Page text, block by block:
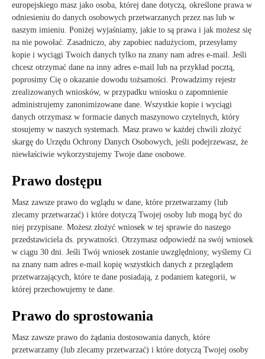
europejskiego masz jako osoba, której dane dotyczą, określone prawa w
odniesieniu do danych osobowych przetwarzanych przez nas lub w
naszym imieniu. Poniżej wyjaśniamy, jakie to są prawa i jak możesz się
na nie powołać. Zasadniczo, aby zapobiec nadużyciom, przesyłamy
kopie i wyciągi Twoich danych tylko na znany nam adres e-mail. Jeśli
chcesz otrzymać dane na inny adres e-mail lub na przykład pocztą,
poprosimy Cię o okazanie dowodu tożsamości. Prowadzimy rejestr
zrealizowanych wniosków, w przypadku wniosku o zapomnienie
administrujemy zanonimizowane dane. Wszystkie kopie i wyciągi
danych otrzymasz w formacie danych maszynowo czytelnych, który
stosujemy w naszych systemach. Masz prawo w każdej chwili złożyć
skargę do Urzędu Ochrony Danych Osobowych, jeśli podejrzewasz, że
niewłaściwie wykorzystujemy Twoje dane osobowe.
Prawo dostępu
Masz zawsze prawo do wglądu w dane, które przetwarzamy (lub
zlecamy przetwarzać) i które dotyczą Twojej osoby lub mogą być do
niej przypisane. Możesz złożyć wniosek w tej sprawie do naszego
przedstawiciela ds. prywatności. Otrzymasz odpowiedź na swój wniosek
w ciągu 30 dni. Jeśli Twój wniosek zostanie uwzględniony, wyślemy Ci
na znany nam adres e-mail kopię wszystkich danych z przeglądem
przetwarzających, które te dane posiadają, z podaniem kategorii, w
której przechowujemy te dane.
Prawo do sprostowania
Masz zawsze prawo do żądania dostosowania danych, które
przetwarzamy (lub zlecamy przetwarzać) i które dotyczą Twojej osoby